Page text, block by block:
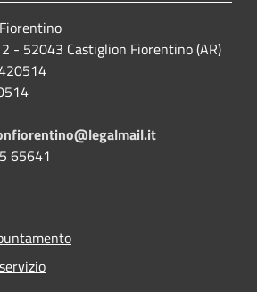
- 52043 Castiglion Fiorentino (AR)
65641